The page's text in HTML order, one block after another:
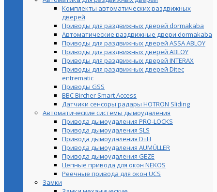
Комплекты автоматических раздвижных
дверей
Приводы для раздвижных дверей dormakaba
Автоматические раздвижные двери dormakaba
Приводы для раздвижных дверей ASSA ABLOY
Приводы для раздвижных дверей ABLOY
Приводы для раздвижных дверей INTERAX
Приводы для раздвижных дверей Ditec
entrematic
Приводы GSS
BBC Bircher Smart Access
Датчики сенсоры радары HOTRON Sliding
Автоматические системы дымоудаления
Привода дымоудаления PRO-LOCKS
Привода дымоудаления SLS
Привода дымоудаления D+H
Привода дымоудаления AUMÜLLER
Привода дымоудаления GEZE
Цепные привода для окон NEKOS
Реечные привода для окон UСS
Замки